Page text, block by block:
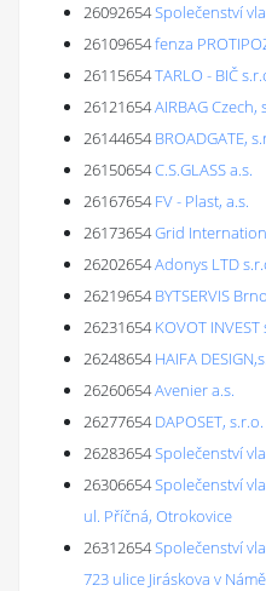
26092654Společenství
26109654fenza
26115654TARLO - BIČ
26121654AIRBAG Czech,
26144654 BROADGATE,
26150654C.S.GLASS a.s.
26167654 FV - Plast, a.s.
26173654Grid
26202654Adonys LTD
26219654 BYTSERVIS
26231654 KOVOT INVEST
26248654 HAIFA
26260654Avenier a.s.
26277654 DAPOSET,
26283654Společenství
26306654Společenství
ul. Příčná, Otrokovice
26312654Společenství
723 ulice Jiráskova v